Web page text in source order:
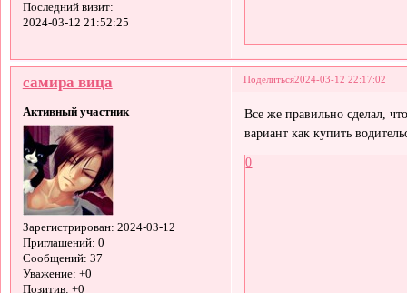
Последний визит:
2024-03-12 21:52:25
Поделиться2024-03-12 22:17:02
самира вица
Активный участник
Зарегистрирован: 2024-03-12
Приглашений: 0
Сообщений: 37
Уважение: +0
Позитив: +0
Все же правильно сделал,
вариант как купить
0